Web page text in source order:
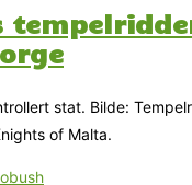
stat. Bilde:
of Malta.